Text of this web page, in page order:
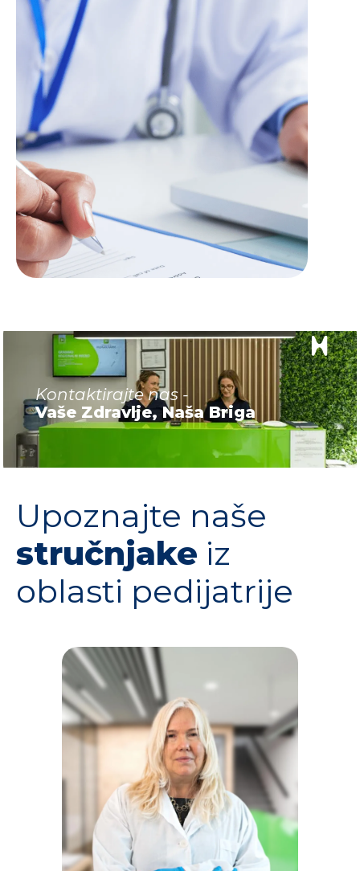
Kontaktirajte nas -
Vaše Zdravlje, Naša Briga
Upoznajte naše
stručnjake iz
oblasti pedijatrije